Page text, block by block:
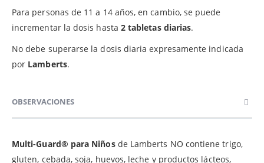
Para personas de 11 a 14 años, en cambio, se puede
incrementar la dosis hasta 2 tabletas diarias.
No debe superarse la dosis diaria expresamente indicada
por Lamberts.
OBSERVACIONES
Multi-Guard® para Niñosde Lamberts NO contiene trigo,
gluten, cebada, soja, huevos, leche y productos lácteos,